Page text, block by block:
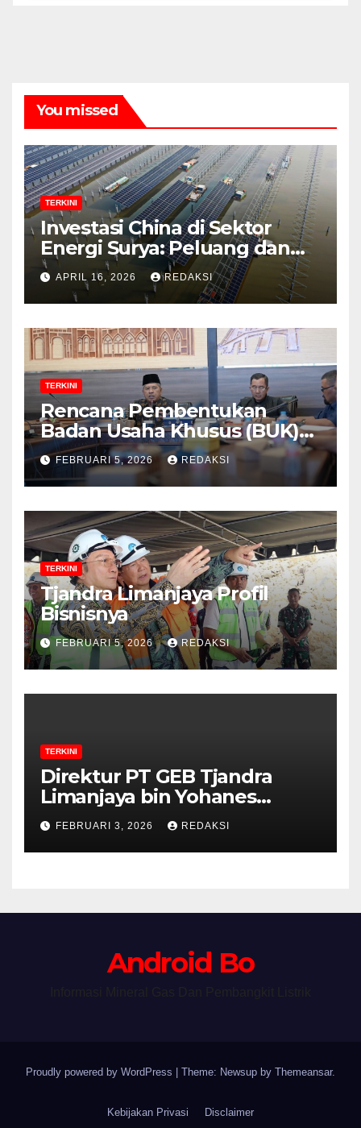
You missed
TERKINI
Investasi China di Sektor
Energi Surya: Peluang dan
Strategi Indonesia?
APRIL 16, 2026 REDAKSI
TERKINI
Rencana Pembentukan
Badan Usaha Khusus (BUK)
Menguat dalam Revisi RUU
Migas, Ini Alasannya!
FEBRUARI 5, 2026 REDAKSI
TERKINI
Tjandra Limanjaya Profil
Bisnisnya
FEBRUARI 5, 2026 REDAKSI
TERKINI
Direktur PT GEB Tjandra
Limanjaya bin Yohanes
Limanjaya dan Semangat
Membangun Negeri
FEBRUARI 3, 2026 REDAKSI
Android Bo
Proudly powered by WordPress Theme: Newsup by Themeansar.
Kebijakan Privasi Disclaimer